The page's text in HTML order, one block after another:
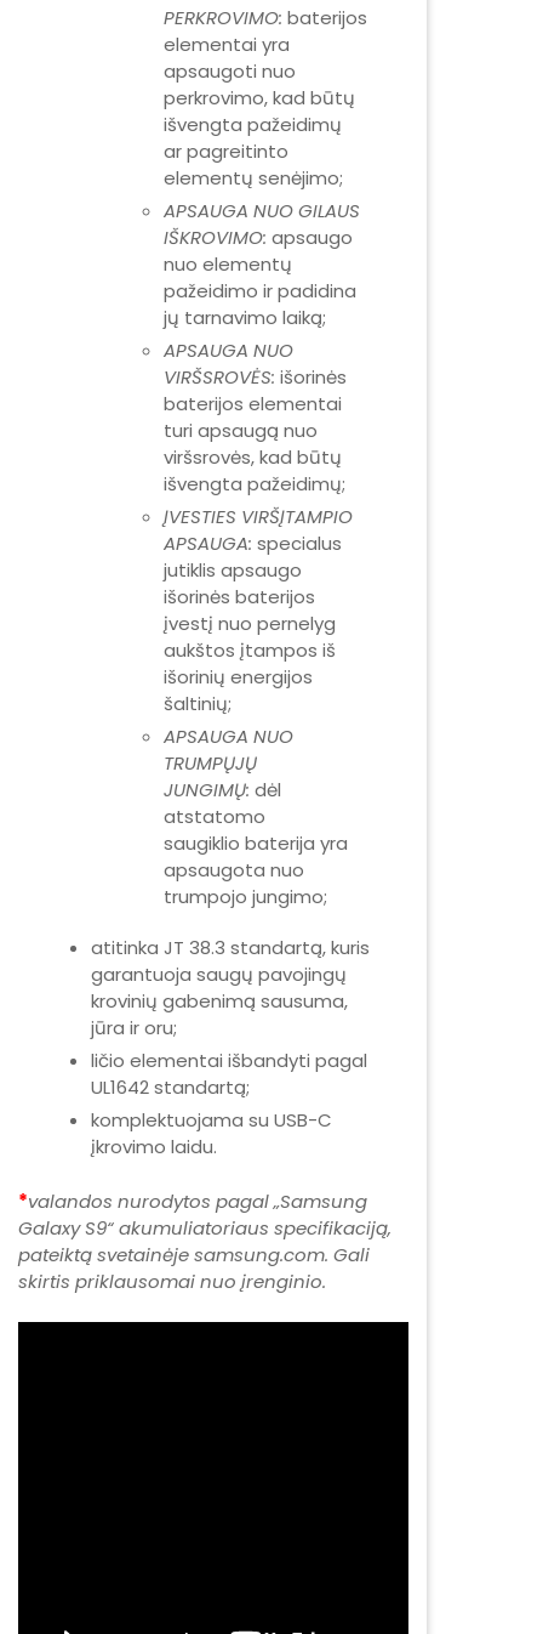
PERKROVIMO: baterijos
elementai yra
apsaugoti nuo
perkrovimo, kad būtų
išvengta pažeidimų
ar pagreitinto
elementų senėjimo;
APSAUGA NUO GILAUS
IŠKROVIMO: apsaugo
nuo elementų
pažeidimo ir padidina
jų tarnavimo laiką;
APSAUGA NUO
VIRŠSROVĖS: išorinės
baterijos elementai
turi apsaugą nuo
viršsrovės, kad būtų
išvengta pažeidimų;
ĮVESTIES VIRŠĮTAMPIO
APSAUGA: specialus
jutiklis apsaugo
išorinės baterijos
įvestį nuo pernelyg
aukštos įtampos iš
išorinių energijos
šaltinių;
APSAUGA NUO
TRUMPŲJŲ
JUNGIMŲ: dėl
atstatomo
saugiklio baterija yra
apsaugota nuo
trumpojo jungimo;
atitinka JT 38.3 standartą, kuris
garantuoja saugų pavojingų
krovinių gabenimą sausuma,
jūra ir oru;
ličio elementai išbandyti pagal
UL1642 standartą;
komplektuojama su USB-C
įkrovimo laidu.
*valandos nurodytos pagal „Samsung
Galaxy S9“ akumuliatoriaus specifikaciją,
pateiktą svetainėje samsung.com. Gali
skirtis priklausomai nuo įrenginio.